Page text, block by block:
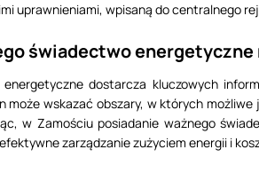
uprawnieniami, wpisaną do centralnego
świadectwo energetyczne
dostarcza kluczowych
wskazać obszary, w których
w Zamościu posiadanie ważnego
zarządzanie zużyciem energii i